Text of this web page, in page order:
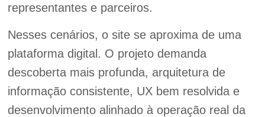
representantes e parceiros.
Nesses cenários, o site se aproxima de uma
plataforma digital. O projeto demanda
descoberta mais profunda, arquitetura de
informação consistente, UX bem resolvida e
desenvolvimento alinhado à operação real da